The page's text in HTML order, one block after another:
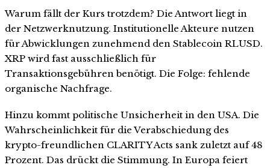
Warum fällt der Kurs trotzdem? Die Antwort liegt in
der Netzwerknutzung. Institutionelle Akteure nutzen
für Abwicklungen zunehmend den Stablecoin RLUSD.
XRP wird fast ausschließlich für
Transaktionsgebühren benötigt. Die Folge: fehlende
organische Nachfrage.
Hinzu kommt politische Unsicherheit in den USA. Die
Wahrscheinlichkeit für die Verabschiedung des
krypto-freundlichen CLARITY Acts sank zuletzt auf 48
Prozent. Das drückt die Stimmung. In Europa feiert